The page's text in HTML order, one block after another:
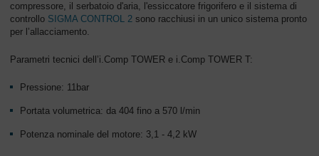
compressore, il serbatoio d'aria, l'essiccatore frigorifero e il sistema di
controllo SIGMA CONTROL 2 sono racchiusi in un unico sistema pronto
per l’allacciamento.
Parametri tecnici dell’i.Comp TOWER e i.Comp TOWER T:
Pressione: 11bar
Portata volumetrica: da 404 fino a 570 l/min
Potenza nominale del motore: 3,1 - 4,2 kW